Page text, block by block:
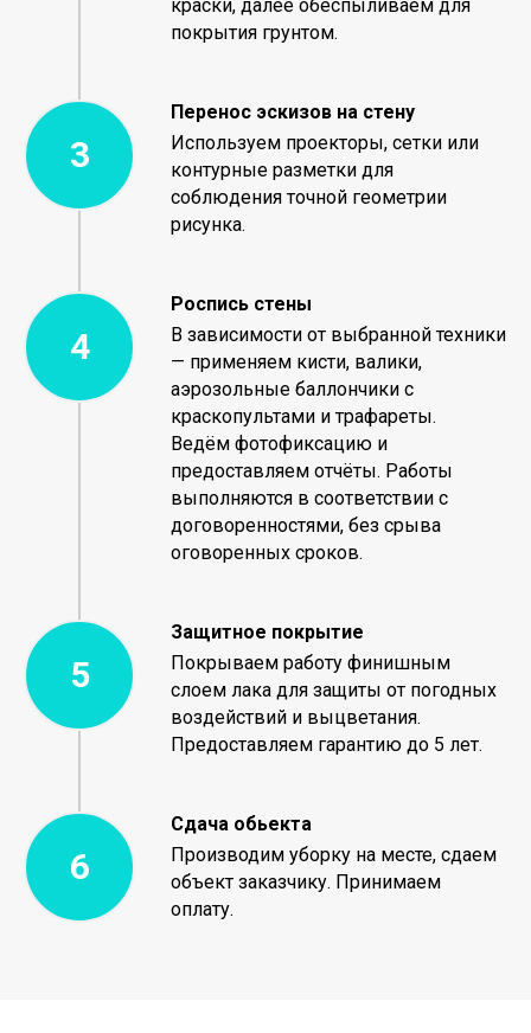
краски, далее обеспыливаем для
покрытия грунтом.
Перенос эскизов на стену
Используем проекторы, сетки или
контурные разметки для
соблюдения точной геометрии
рисунка.
Роспись стены
В зависимости от выбранной техники
— применяем кисти, валики,
аэрозольные баллончики с
краскопультами и трафареты.
Ведём фотофиксацию и
предоставляем отчёты. Работы
выполняются в соответствии с
договоренностями, без срыва
оговоренных сроков.
Защитное покрытие
Покрываем работу финишным
слоем лака для защиты от погодных
воздействий и выцветания.
Предоставляем гарантию до 5 лет.
Сдача обьекта
Производим уборку на месте, сдаем
объект заказчику. Принимаем
оплату.